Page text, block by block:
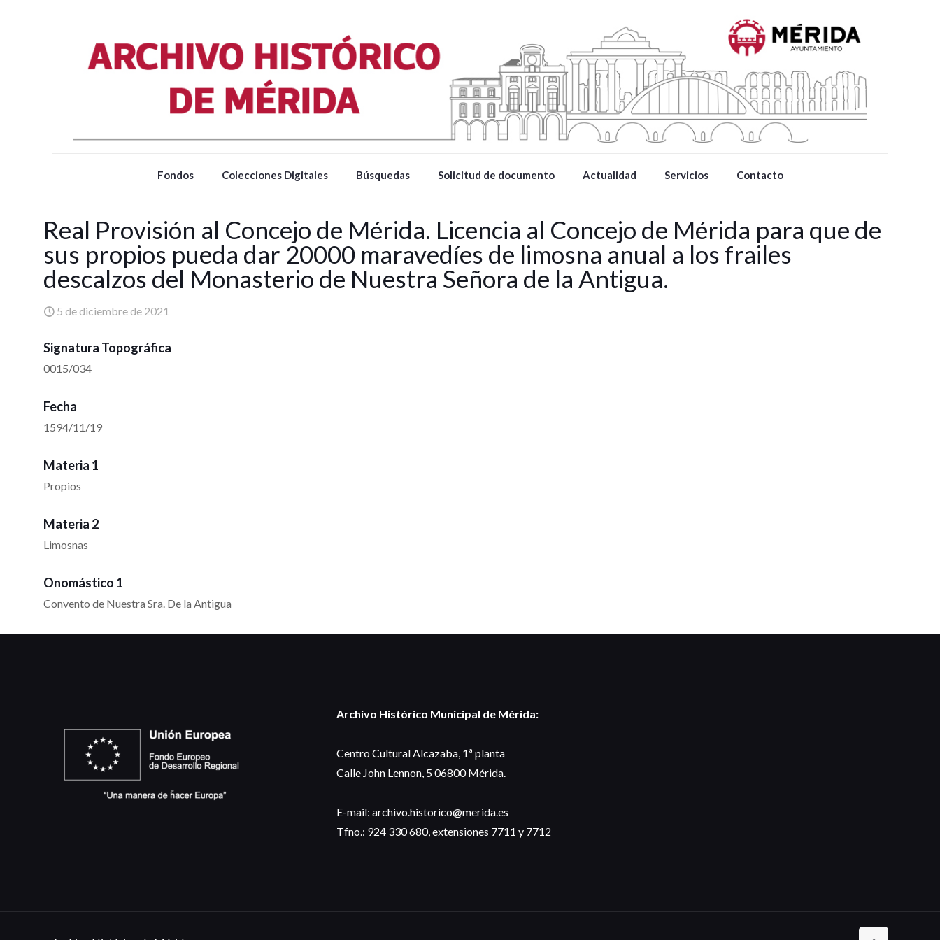
Fondos Colecciones Digitales Búsquedas Solicitud de documento Actualidad Servicios Contacto
Real Provisión al Concejo de Mérida. Licencia al Concejo de Mérida para que de
sus propios pueda dar 20000 maravedíes de limosna anual a los frailes
descalzos del Monasterio de Nuestra Señora de la Antigua.
5 de diciembre de 2021
Signatura Topográfica
0015/034
Fecha
1594/11/19
Materia 1
Propios
Materia 2
Limosnas
Onomástico 1
Convento de Nuestra Sra. De la Antigua
Archivo Histórico Municipal de Mérida:
Centro Cultural Alcazaba, 1ª planta
Calle John Lennon, 5 06800 Mérida.
E-mail: archivo.historico@merida.es
Tfno.: 924 330 680, extensiones 7711 y 7712